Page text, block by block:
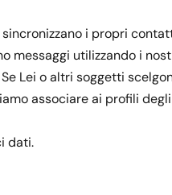
i propri
messaggi utilizzando i
Lei o altri soggetti
associare ai profili
dati.